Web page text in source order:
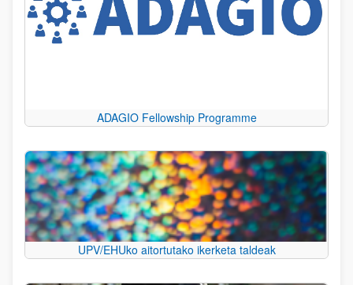
ADAGIO Fellowship Programme
UPV/EHUko aitortutako ikerketa taldeak